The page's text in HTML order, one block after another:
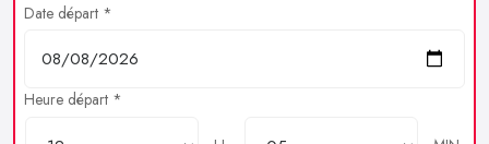
Date départ *
Heure départ *